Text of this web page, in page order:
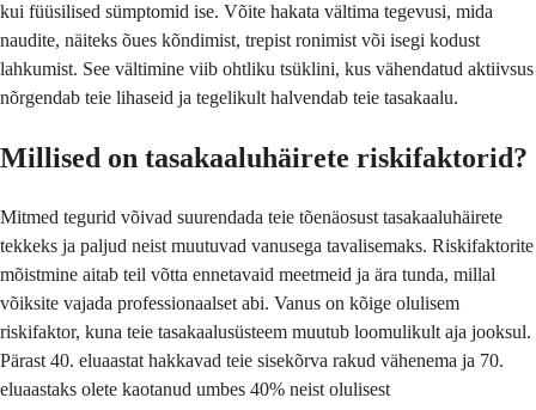
kui füüsilised sümptomid ise. Võite hakata vältima tegevusi, mida
naudite, näiteks õues kõndimist, trepist ronimist või isegi kodust
lahkumist. See vältimine viib ohtliku tsüklini, kus vähendatud aktiivsus
nõrgendab teie lihaseid ja tegelikult halvendab teie tasakaalu.
Millised on tasakaaluhäirete riskifaktorid?
Mitmed tegurid võivad suurendada teie tõenäosust tasakaaluhäirete
tekkeks ja paljud neist muutuvad vanusega tavalisemaks. Riskifaktorite
mõistmine aitab teil võtta ennetavaid meetmeid ja ära tunda, millal
võiksite vajada professionaalset abi. Vanus on kõige olulisem
riskifaktor, kuna teie tasakaalusüsteem muutub loomulikult aja jooksul.
Pärast 40. eluaastat hakkavad teie sisekõrva rakud vähenema ja 70.
eluaastaks olete kaotanud umbes 40% neist olulisest